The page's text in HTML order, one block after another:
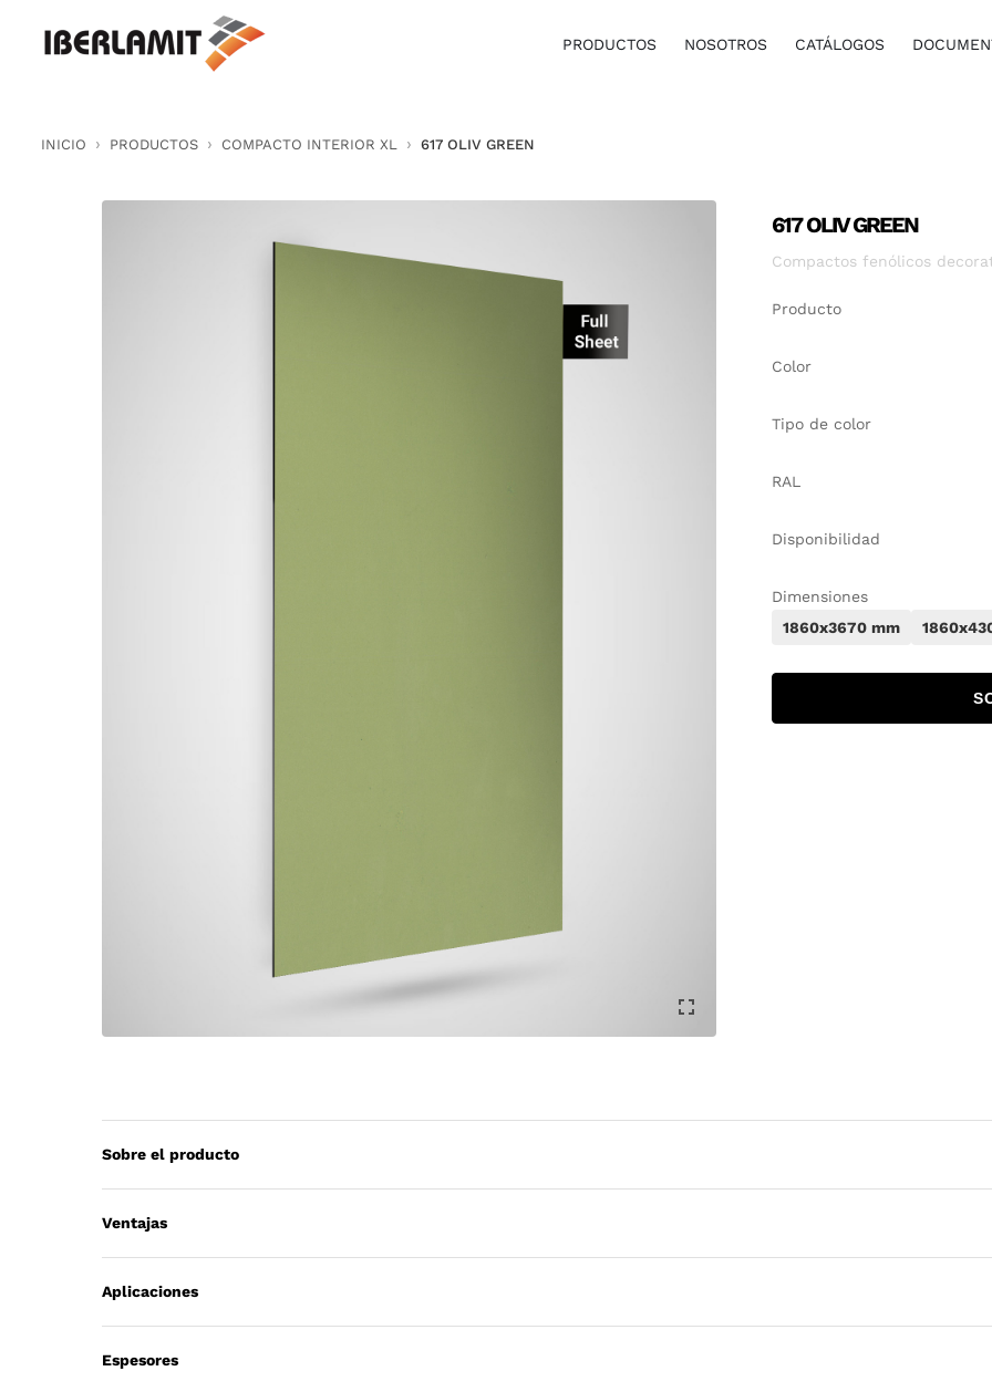
PRODUCTOS NOSOTROS CATÁLOGOS
INICIO PRODUCTOS COMPACTO INTERIOR XL 617 OLIV GREEN
617 OLIV GREEN
Compactos fenólicos
Producto
Color
Tipo de color
RAL
Disponibilidad
Dimensiones
1860x3670 mm
Sobre el producto
Ventajas
Aplicaciones
Espesores